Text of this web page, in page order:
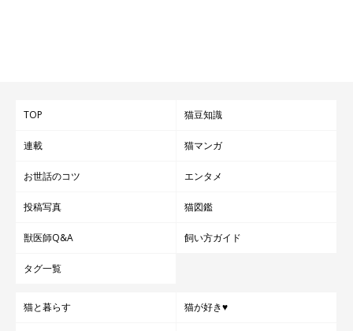
TOP 猫豆知識
連載 猫マンガ
お世話のコツ エンタメ
投稿写真 猫図鑑
獣医師Q&A 飼い方ガイド
タグ一覧
猫と暮らす 猫が好き♥